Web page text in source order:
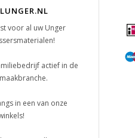
voor al uw Unger
actief in de
in een van onze